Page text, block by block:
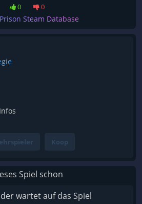
0 0
Steam Database
Koop
Spiel schon
wartet auf das Spiel